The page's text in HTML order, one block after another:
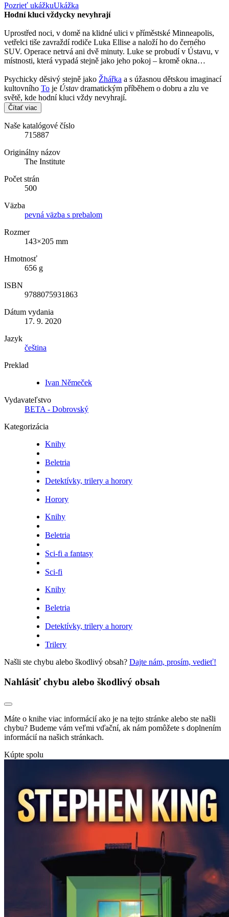
Pozrieť ukážkuUkážka
Hodní kluci vždycky nevyhrají
Uprostřed noci, v domě na klidné ulici v příměstské Minneapolis,
vetřelci tiše zavraždí rodiče Luka Ellise a naloží ho do černého
SUV. Operace netrvá ani dvě minuty. Luke se probudí v Ústavu, v
místnosti, která vypadá stejně jako jeho pokoj – kromě okna…
Psychicky děsivý stejně jako Žhářka a s úžasnou dětskou imaginací
kultovního To je Ústav dramatickým příběhem o dobru a zlu ve
světě, kde hodní kluci vždy nevyhrají.
Čítať viac
Naše katalógové číslo
715887
Originálny názov
The Institute
Počet strán
500
Väzba
pevná väzba s prebalom
Rozmer
143×205 mm
Hmotnosť
656 g
ISBN
9788075931863
Dátum vydania
17. 9. 2020
Jazyk
čeština
Preklad
Ivan Němeček
Vydavateľstvo
BETA - Dobrovský
Kategorizácia
Knihy
Beletria
Detektívky, trilery a horory
Horory
Knihy
Beletria
Sci-fi a fantasy
Sci-fi
Knihy
Beletria
Detektívky, trilery a horory
Trilery
Našli ste chybu alebo škodlivý obsah? Dajte nám, prosím, vedieť!
Nahlásiť chybu alebo škodlivý obsah
Máte o knihe viac informácií ako je na tejto stránke alebo ste našli
chybu? Budeme vám veľmi vďační, ak nám pomôžete s doplnením
informácií na našich stránkach.
Kúpte spolu